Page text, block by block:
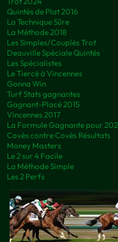
Quintés de Plat 2016
La Technique Sûre
La Méthode 2018
Les Simples/Couplés Trot
Deauville Spéciale Quintés
Les Spécialistes
Le Tiercé à Vincennes
Gonna Win
Turf Stats gagnantes
Gagnant-Placé 2015
Vincennes 2017
La Formule Gagnante pour
Covès contre Covès Résultats
Money Masters
Le 2 sur 4 Facile
La Méthode Simple
Les 2 Perfs